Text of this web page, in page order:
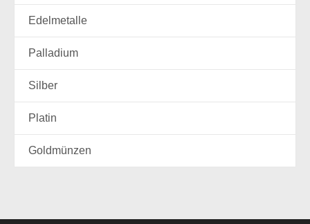
Edelmetalle
Palladium
Silber
Platin
Goldmünzen